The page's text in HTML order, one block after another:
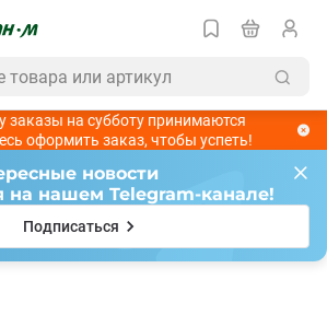
заказы на субботу принимаются
оформить заказ, чтобы успеть!
новости
на нашем Telegram-канале!
Подписаться